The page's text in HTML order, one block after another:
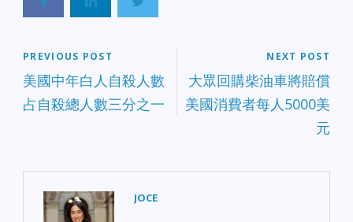
PREVIOUS POST
美國中年白人自殺人數
占自殺總人數三分之一
NEXT POST
大眾回購柴油車將賠償
美國消費者每人5000美
元
JOCE